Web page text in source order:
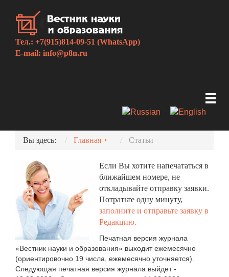
Тел.: +7(915)814-09-51 (WhatsApp)
E-mail: info@p8n.ru
Вы здесь: Главная Статьи
Если Вы хотите напечататься в
ближайшем номере, не
откладывайте отправку заявки.
Потратьте одну минуту,
заполните и отправьте заявку в
Редакцию.
Печатная версия журнала
«Вестник науки и образования» выходит ежемесячно
(ориентировочно 19 числа, ежемесячно уточняется).
Следующая печатная версия журнала выйдет -